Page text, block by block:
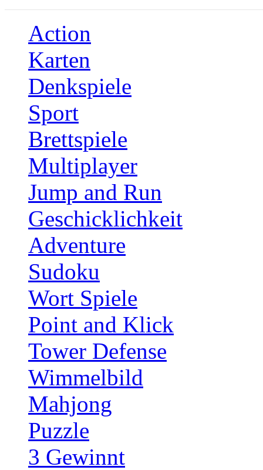
Action
Karten
Denkspiele
Sport
Brettspiele
Multiplayer
Jump and Run
Geschicklichkeit
Adventure
Sudoku
Wort Spiele
Point and Klick
Tower Defense
Wimmelbild
Mahjong
Puzzle
3 Gewinnt